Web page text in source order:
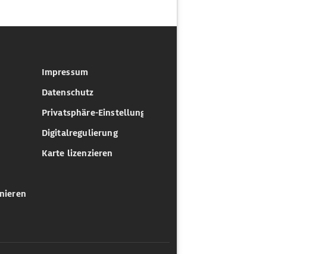
Impressum
Datenschutz
Privatsphäre-Einstellungen
Digitalregulierung
Karte lizenzieren